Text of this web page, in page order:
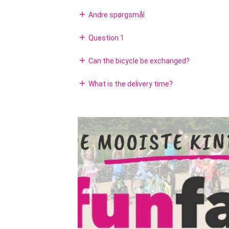
add Andre spørgsmål
add Question 1
add Can the bicycle be exchanged?
add What is the delivery time?